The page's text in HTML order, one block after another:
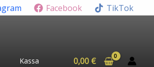
Facebook TikTok
Kassa 0,00 €